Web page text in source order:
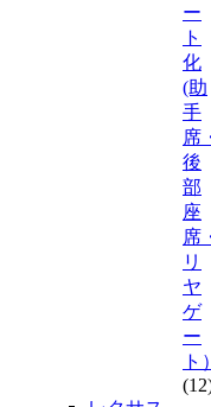
ー
ト
化
(助
手
席
後
部
座
席
リ
ヤ
ゲ
ー
ト